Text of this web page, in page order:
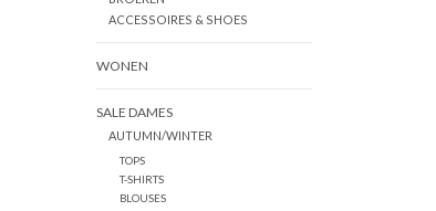
ACCESSOIRES & SHOES
WONEN
SALE DAMES
AUTUMN/WINTER
TOPS
T-SHIRTS
BLOUSES